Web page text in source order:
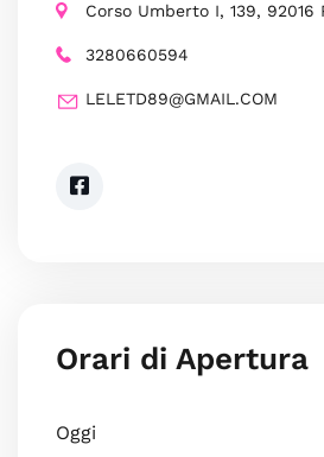
Corso Umberto I, 139, 92016
3280660594
LELETD89@GMAIL.COM
Orari di Apertura
Oggi